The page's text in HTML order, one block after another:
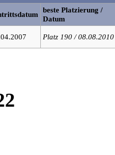
beste Platzierung /
Datum
Platz 190 / 08.08.2010